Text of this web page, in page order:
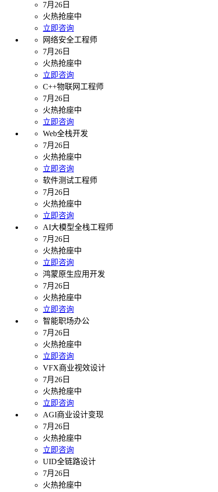
7月26日
火热抢座中
立即咨询
网络安全工程师
7月26日
火热抢座中
立即咨询
C++物联网工程师
7月26日
火热抢座中
立即咨询
Web全栈开发
7月26日
火热抢座中
立即咨询
软件测试工程师
7月26日
火热抢座中
立即咨询
AI大模型全栈工程师
7月26日
火热抢座中
立即咨询
鸿蒙原生应用开发
7月26日
火热抢座中
立即咨询
智能职场办公
7月26日
火热抢座中
立即咨询
VFX商业视效设计
7月26日
火热抢座中
立即咨询
AGI商业设计变现
7月26日
火热抢座中
立即咨询
UID全链路设计
7月26日
火热抢座中